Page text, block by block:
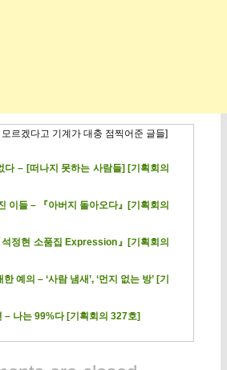
르겠다고 기계가 대충 점찍어준 글들]
다 – [떠나지 못하는 사람들] [기획회의
이들 – 『아버지 돌아오다』[기획회의
정현 소품집 Expression』[기획회의
예의 – ‘사람 냄새’, ‘먼지 없는 방’ [기
– 나는 99%다 [기획회의 327호]